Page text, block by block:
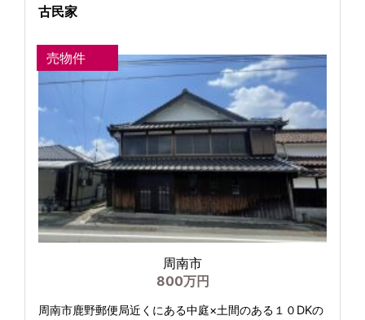
古民家
売物件
周南市
800万円
周南市鹿野郵便局近くにある中庭×土間のある１０DKの